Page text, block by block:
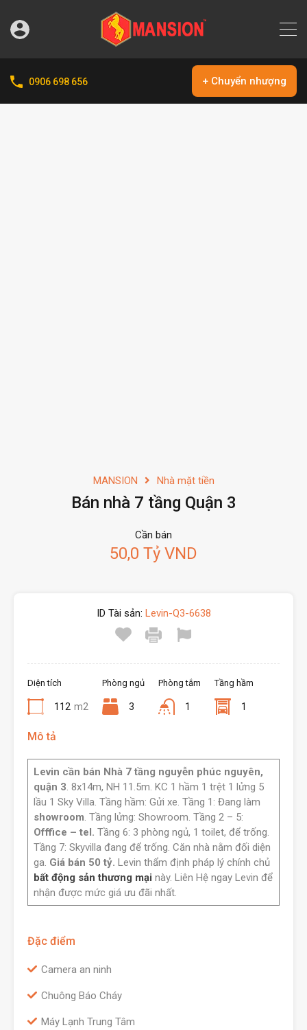
0906 698 656 + Chuyển nhượng
MANSION Nhà mặt tiền
Bán nhà 7 tầng Quận 3
Cần bán
50,0 Tỷ VND
ID Tài sản: Levin-Q3-6638
Diện tích
112 m2
Phòng ngủ
3
Phòng tắm
1
Tầng hầm
1
Mô tả
Levin cần bán Nhà 7 tầng nguyễn phúc nguyên,
quận 3. 8x14m, NH 11.5m. KC 1 hầm 1 trệt 1 lửng 5
lầu 1 Sky Villa. Tầng hầm: Gửi xe. Tầng 1: Đang làm
showroom. Tầng lửng: Showroom. Tầng 2 – 5:
Offfice – tel. Tầng 6: 3 phòng ngủ, 1 toilet, để trống.
Tầng 7: Skyvilla đang để trống. Căn nhà nằm đối diện
ga. Giá bán 50 tỷ. Levin thẩm định pháp lý chính chủ
bất động sản thương mại này. Liên Hệ ngay Levin để
nhận được mức giá ưu đãi nhất.
Đặc điểm
Camera an ninh
Chuông Báo Cháy
Máy Lạnh Trung Tâm